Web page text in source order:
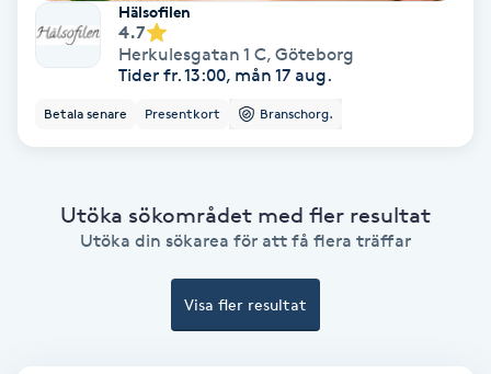
Diamantslipning
Hälsofilen
4.7
Herkulesgatan 1 C, Göteborg
Tider fr. 13:00, mån 17 aug.
Betala senare Presentkort Branschorg.
Utöka sökområdet med fler resultat
Utöka din sökarea för att få flera träffar
Visa fler resultat